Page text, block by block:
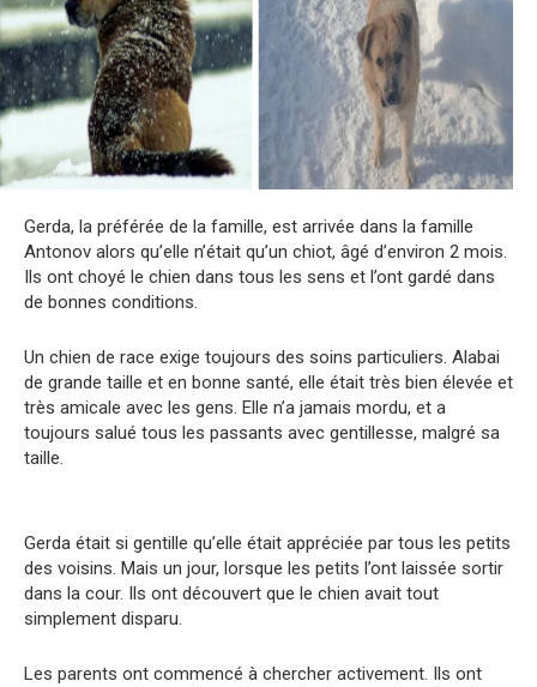
Gerda, la préférée de la famille, est arrivée dans la famille
Antonov alors qu’elle n’était qu’un chiot, âgé d’environ 2 mois.
Ils ont choyé le chien dans tous les sens et l’ont gardé dans
de bonnes conditions.
Un chien de race exige toujours des soins particuliers. Alabai
de grande taille et en bonne santé, elle était très bien élevée et
très amicale avec les gens. Elle n’a jamais mordu, et a
toujours salué tous les passants avec gentillesse, malgré sa
taille.
Gerda était si gentille qu’elle était appréciée par tous les petits
des voisins. Mais un jour, lorsque les petits l’ont laissée sortir
dans la cour. Ils ont découvert que le chien avait tout
simplement disparu.
Les parents ont commencé à chercher activement. Ils ont